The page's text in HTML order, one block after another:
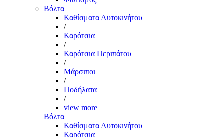
Βόλτα
Καθίσματα Αυτοκινήτου
/
Καρότσια
/
Καρότσια Περιπάτου
/
Μάρσιποι
/
Ποδήλατα
/
view more
Βόλτα
Καθίσματα Αυτοκινήτου
Καρότσια